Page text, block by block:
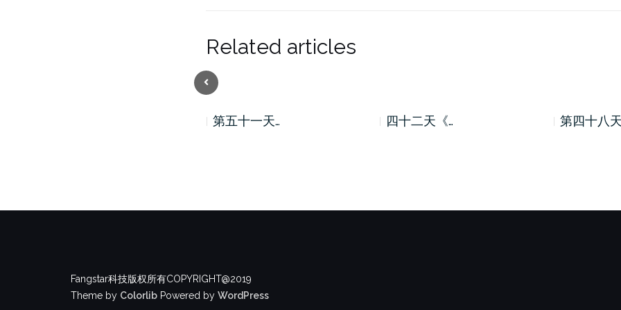
Related articles
Previous
第五十一天… 四十二天《… 第四十八
Fangstar科技版权所有COPYRIGHT@2019
Theme by Colorlib Powered by WordPress